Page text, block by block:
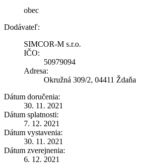
obec
Dodávateľ:
SIMCOR-M s.r.o.
IČO:
50979094
Adresa:
Okružná 309/2, 04411 Ždaňa
Dátum doručenia:
30. 11. 2021
Dátum splatnosti:
7. 12. 2021
Dátum vystavenia:
30. 11. 2021
Dátum zverejnenia:
6. 12. 2021